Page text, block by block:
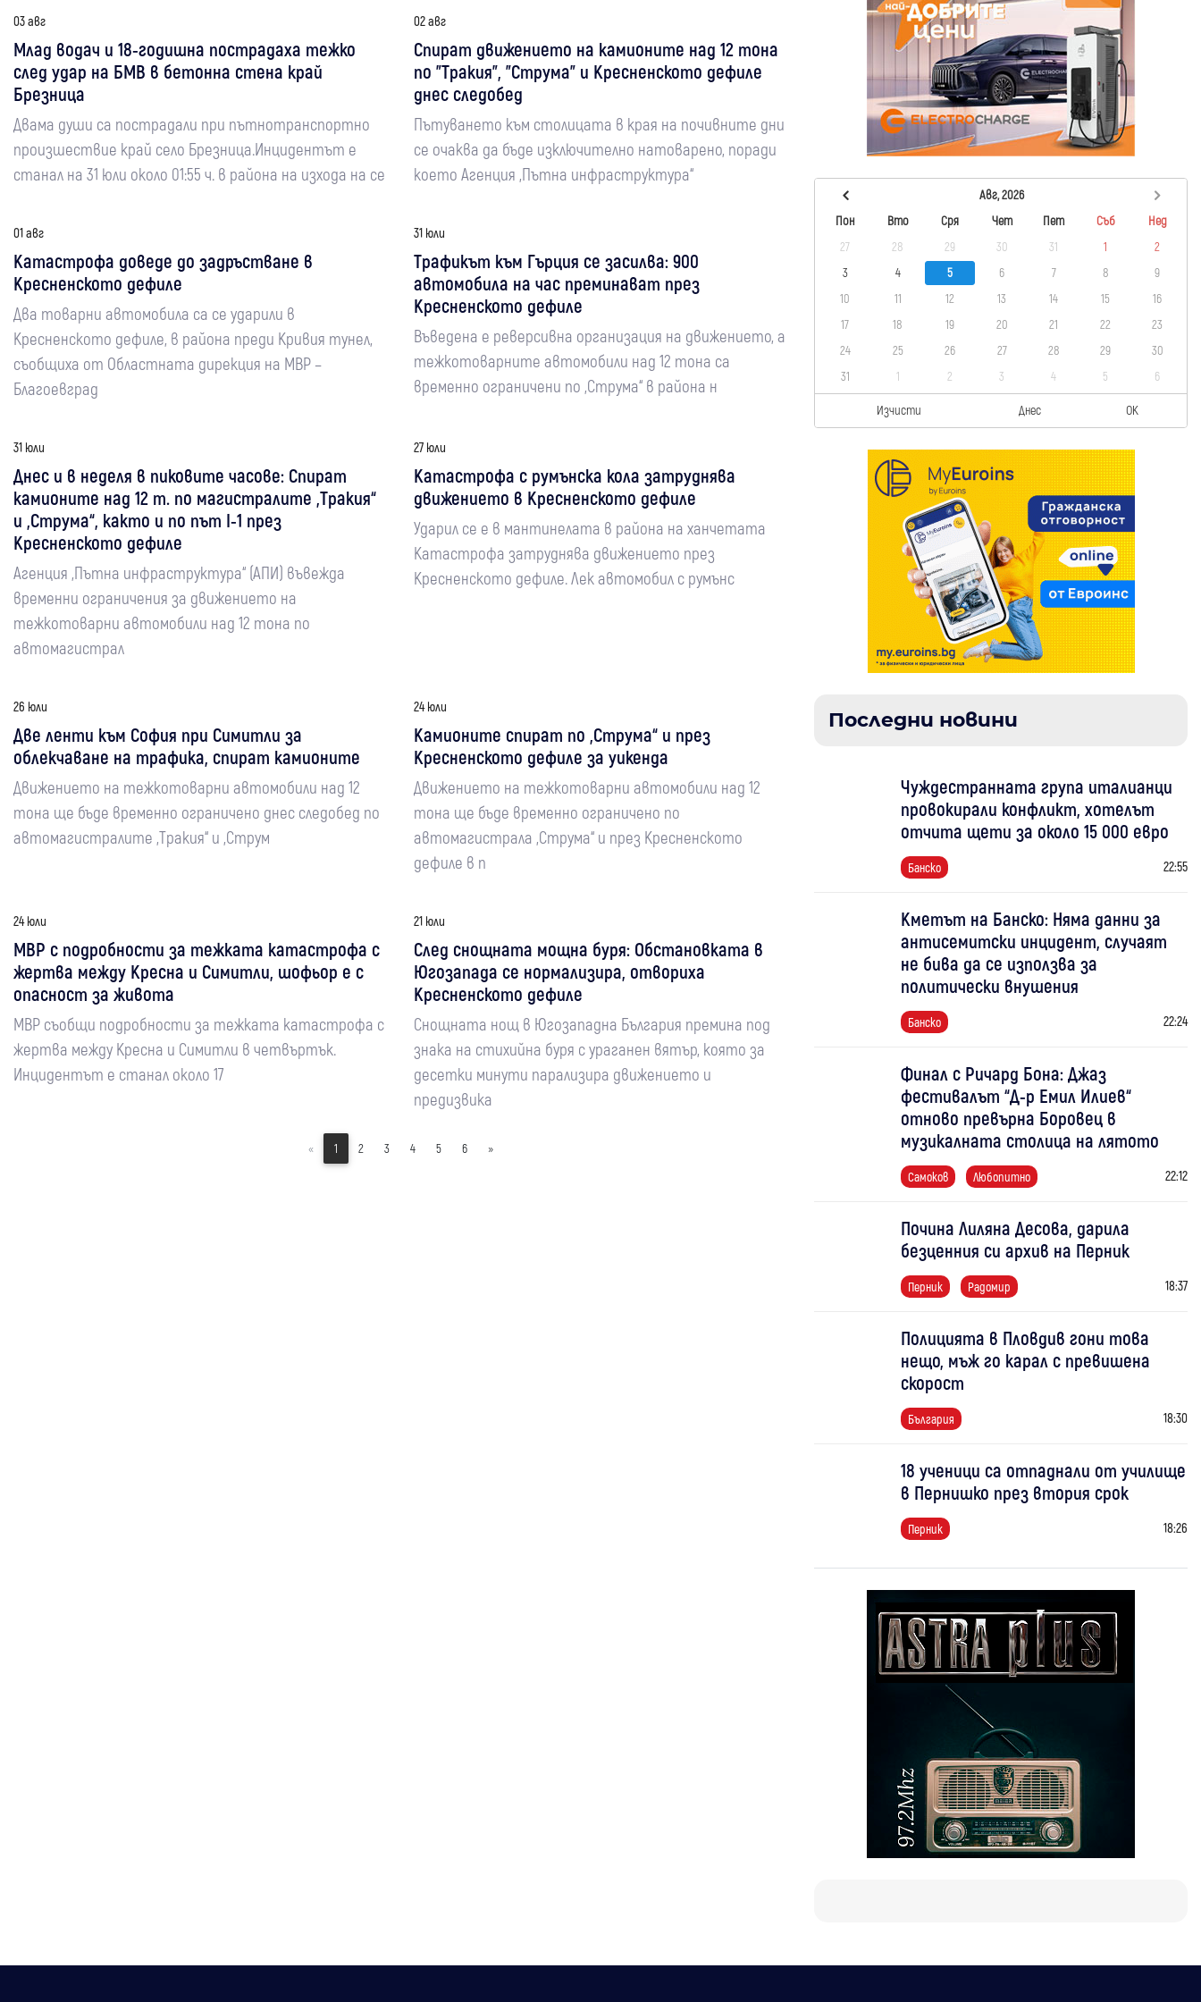
03 авг
Млад водач и 18-годишна пострадаха тежко
след удар на БМВ в бетонна стена край
Брезница
Двама души са пострадали при пътнотранспортно
произшествие край село Брезница.Инцидентът е
станал на 31 юли около 01:55 ч. в района на изхода на се
02 авг
Спират движението на камионите над 12 тона
по "Тракия", "Струма" и Кресненското дефиле
днес следобед
Пътуването към столицата в края на почивните дни
се очаква да бъде изключително натоварено, поради
което Агенция „Пътна инфраструктура“
01 авг
Катастрофа доведе до задръстване в
Кресненското дефиле
Два товарни автомобила са се ударили в
Кресненското дефиле, в района преди Кривия тунел,
съобщиха от Областната дирекция на МВР –
Благоевград
31 юли
Трафикът към Гърция се засилва: 900
автомобила на час преминават през
Кресненското дефиле
Въведена е реверсивна организация на движението, а
тежкотоварните автомобили над 12 тона са
временно ограничени по „Струма“ в района н
31 юли
Днес и в неделя в пиковите часове: Спират
камионите над 12 т. по магистралите „Тракия“
и „Струма“, както и по път I-1 през
Кресненското дефиле
Агенция „Пътна инфраструктура“ (АПИ) въвежда
временни ограничения за движението на
тежкотоварни автомобили над 12 тона по
автомагистрал
27 юли
Катастрофа с румънска кола затруднява
движението в Кресненското дефиле
Ударил се е в мантинелата в района на ханчетата
Катастрофа затруднява движението през
Кресненското дефиле. Лек автомобил с румънс
26 юли
Две ленти към София при Симитли за
облекчаване на трафика, спират камионите
Движението на тежкотоварни автомобили над 12
тона ще бъде временно ограничено днес следобед по
автомагистралите „Тракия“ и „Струм
24 юли
Камионите спират по „Струма“ и през
Кресненското дефиле за уикенда
Движението на тежкотоварни автомобили над 12
тона ще бъде временно ограничено по
автомагистрала „Струма“ и през Кресненското
дефиле в п
24 юли
МВР с подробности за тежката катастрофа с
жертва между Кресна и Симитли, шофьор е с
опасност за живота
МВР съобщи подробности за тежката катастрофа с
жертва между Кресна и Симитли в четвъртък.
Инцидентът е станал около 17
21 юли
След снощната мощна буря: Обстановката в
Югозапада се нормализира, отвориха
Кресненското дефиле
Снощната нощ в Югозападна България премина под
знака на стихийна буря с ураганен вятър, която за
десетки минути парализира движението и
предизвика
« 1 2 3 4 5 6 »
Авг, 2026
Пон
Вто Сря Чет Пет Съб
Нед
27
28 29 30 31 1
2
3
4 5 6 7 8
9
10
11 12 13 14 15
16
17
18 19 20 21 22
23
24
25 26 27 28 29
30
31
1 2 3 4 5 6
Изчисти Днес OK
Последни новини
Чуждестранната група италианци
провокирали конфликт, хотелът
отчита щети за около 15 000 евро
Банско 22:55
Кметът на Банско: Няма данни за
антисемитски инцидент, случаят
не бива да се използва за
политически внушения
Банско 22:24
Финал с Ричард Бона: Джаз
фестивалът “Д-р Емил Илиев“
отново превърна Боровец в
музикалната столица на лятото
Самоков Любопитно 22:12
Почина Лиляна Десова, дарила
безценния си архив на Перник
Перник Радомир 18:37
Полицията в Пловдив гони това
нещо, мъж го карал с превишена
скорост
България 18:30
18 ученици са отпаднали от училище
в Пернишко през втория срок
Перник 18:26